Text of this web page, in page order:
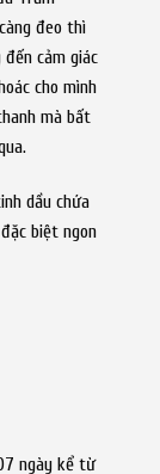
đeo thì
cảm giác
cho mình
mà bất
dầu chứa
biệt ngon
ngày kể từ